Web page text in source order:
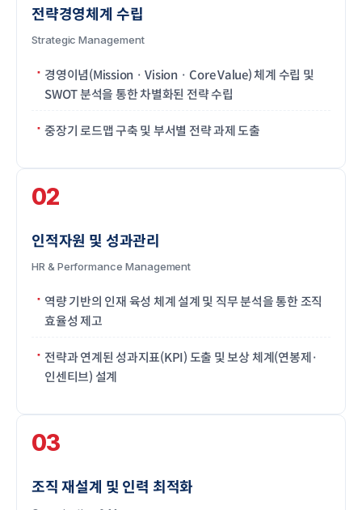
전략경영체계 수립
Strategic Management
경영이념(Mission · Vision · Core Value) 체계 수립 및
SWOT 분석을 통한 차별화된 전략 수립
중장기 로드맵 구축 및 부서별 전략 과제 도출
02
인적자원 및 성과관리
HR & Performance Management
역량 기반의 인재 육성 체계 설계 및 직무 분석을 통한 조직
효율성 제고
전략과 연계된 성과지표(KPI) 도출 및 보상 체계(연봉제·
인센티브) 설계
03
조직 재설계 및 인력 최적화